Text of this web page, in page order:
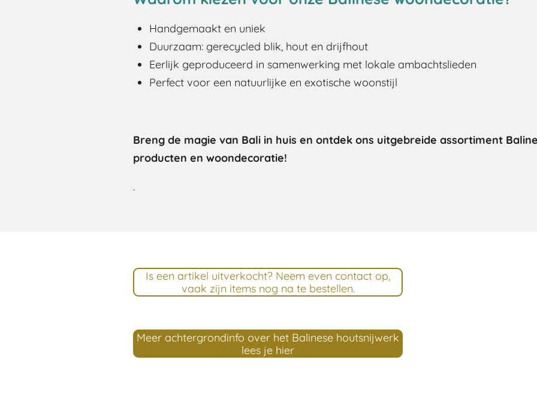
Handgemaakt en uniek
Duurzaam: gerecycled blik, hout en drijfhout
Eerlijk geproduceerd in samenwerking met lokale ambachtslieden
Perfect voor een natuurlijke en exotische woonstijl
Breng de magie van Bali in huis en ontdek ons uitgebreide assortiment
producten en woondecoratie!
.
Is een artikel uitverkocht? Neem even contact op,
vaak zijn items nog na te bestellen.
Meer achtergrondinfo over het Balinese houtsnijwerk
lees je hier